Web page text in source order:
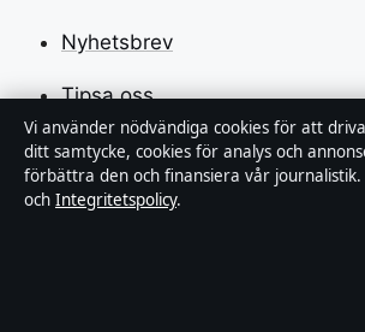
Nyhetsbrev
Tipsa oss
Kontakt
RSS-flöde
Vi använder nödvändiga cookies för att
ditt samtycke, cookies för analys och
förbättra den och finansiera vår journalistik.
och Integritetspolicy.